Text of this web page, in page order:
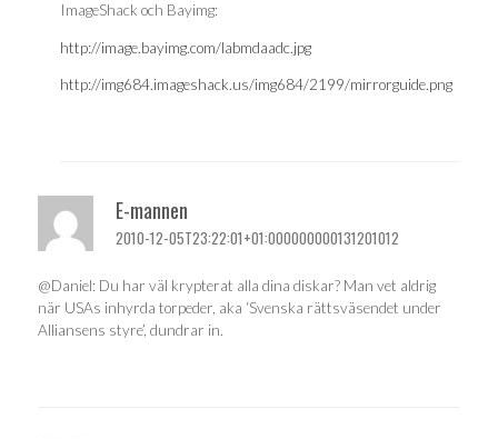
ImageShack och Bayimg:
http://image.bayimg.com/labmdaadc.jpg
http://img684.imageshack.us/img684/2199/mirrorguide.png
E-mannen
2010-12-05T23:22:01+01:000000000131201012
@Daniel: Du har väl krypterat alla dina diskar? Man vet aldrig
när USAs inhyrda torpeder, aka ‘Svenska rättsväsendet under
Alliansens styre’, dundrar in.